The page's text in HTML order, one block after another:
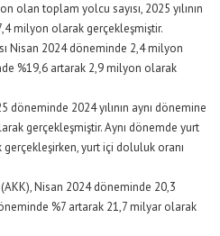
olan toplam yolcu sayısı, 2025 yılının
milyon olarak gerçekleşmiştir.
Nisan 2024 döneminde 2,4 milyon
%19,6 artarak 2,9 milyon olarak
döneminde 2024 yılının aynı dönemine
gerçekleşmiştir. Aynı dönemde yurt
gerçekleşirken, yurt içi doluluk oranı
Nisan 2024 döneminde 20,3
%7 artarak 21,7 milyar olarak